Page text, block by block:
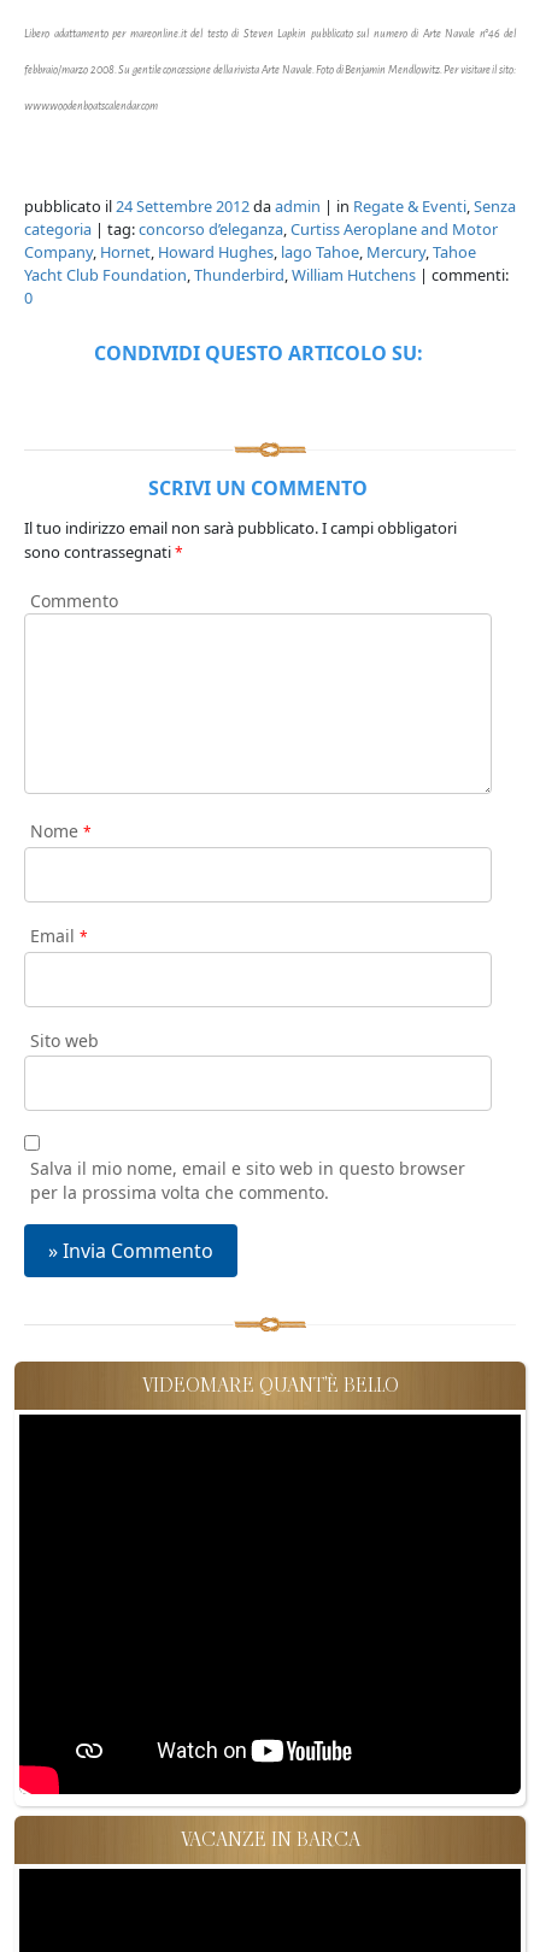
Libero adattamento per mareonline.it del testo di Steven Lapkin pubblicato sul numero di Arte Navale n°46 del
febbraio/marzo 2008. Su gentile concessione della rivista Arte Navale. Foto di Benjamin Mendlowitz. Per visitare il sito:
www.woodenboatscalendar.com
pubblicato il24 Settembre 2012daadmin | in Regate & Eventi,Senza
categoria | tag:concorso d’eleganza,Curtiss Aeroplane and Motor
Company, Hornet, Howard Hughes, lago Tahoe, Mercury,Tahoe
Yacht Club Foundation,Thunderbird,William Hutchens | commenti:
0
CONDIVIDI QUESTO ARTICOLO SU:
SCRIVI UN COMMENTO
Il tuo indirizzo email non sarà pubblicato.I campi obbligatori
sono contrassegnati*
Commento
Nome *
Email *
Sito web
Salva il mio nome, email e sito web in questo browser
per la prossima volta che commento.
VIDEOMARE QUANT'È BELLO
VACANZE IN BARCA